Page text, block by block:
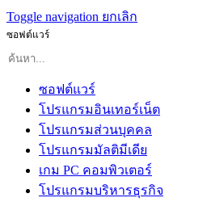
Toggle navigation ยกเลิก
ซอฟต์แวร์
ซอฟต์แวร์
โปรแกรมอินเทอร์เน็ต
โปรแกรมส่วนบุคคล
โปรแกรมมัลติมีเดีย
เกม PC คอมพิวเตอร์
โปรแกรมบริหารธุรกิจ